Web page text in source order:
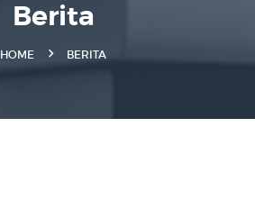
Berita
HOME BERITA